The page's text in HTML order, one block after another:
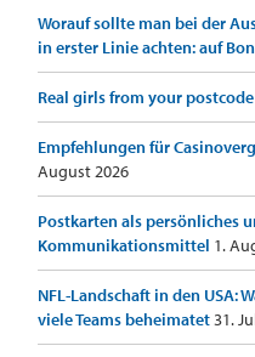
Worauf sollte man bei der
in erster Linie achten: auf
Real girls from your postcode
Empfehlungen für
August 2026
Postkarten als persönliches
Kommunikationsmittel 1.
NFL-Landschaft in den USA:
viele Teams beheimatet31.